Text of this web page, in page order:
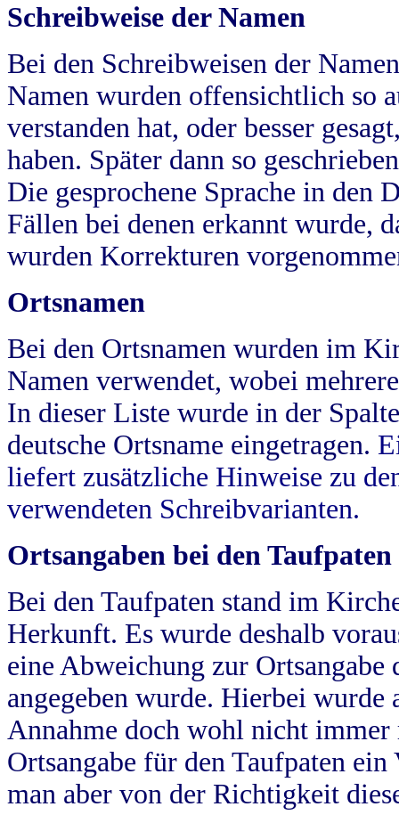
Schreibweise der Namen
Bei den Schreibweisen der
Namen wurden offensichtlich so
verstanden hat, oder besser
haben. Später dann so
Die gesprochene Sprache in
Fällen bei denen erkannt wurde,
wurden Korrekturen
Ortsnamen
Bei den Ortsnamen wurden im
Namen verwendet, wobei
In dieser Liste wurde in der
deutsche Ortsname eingetragen.
liefert zusätzliche Hinweise zu
verwendeten Schreibvarianten.
Ortsangaben bei den Taufpaten
Bei den Taufpaten stand im
Herkunft. Es wurde deshalb
eine Abweichung zur
angegeben wurde. Hierbei wurde
Annahme doch wohl nicht
Ortsangabe für den Taufpaten
man aber von der Richtigkeit